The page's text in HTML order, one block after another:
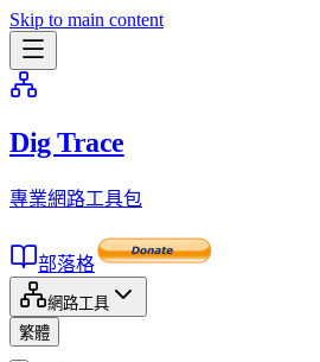
Skip to main content
Dig Trace
專業網路工具包
部落格
網路工具
繁體